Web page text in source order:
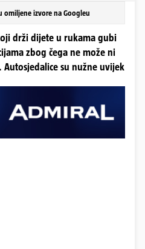
omiljene izvore na Googleu
drži dijete u rukama gubi
zbog čega ne može ni
Autosjedalice su nužne uvijek